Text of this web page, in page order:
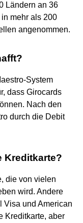
Ländern an 36
mehr als 200
angenommen.
System
dass Girocards
Nach den
durch die Debit
Kreditkarte?
die von vielen
wird. Andere
Visa und American
Kreditkarte, aber